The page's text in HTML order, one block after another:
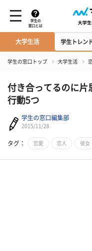
学生の
窓口とは
大学生活 学生トレン
学生の窓口トップ 大学生活
付き合ってるのに片
行動5つ
学生の窓口編集部
2015/11/28
タグ： 恋愛 恋人 彼女